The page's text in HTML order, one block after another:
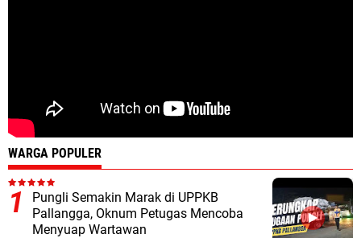
WARGA POPULER
Pungli Semakin Marak di UPPKB
Pallangga, Oknum Petugas Mencoba
Menyuap Wartawan